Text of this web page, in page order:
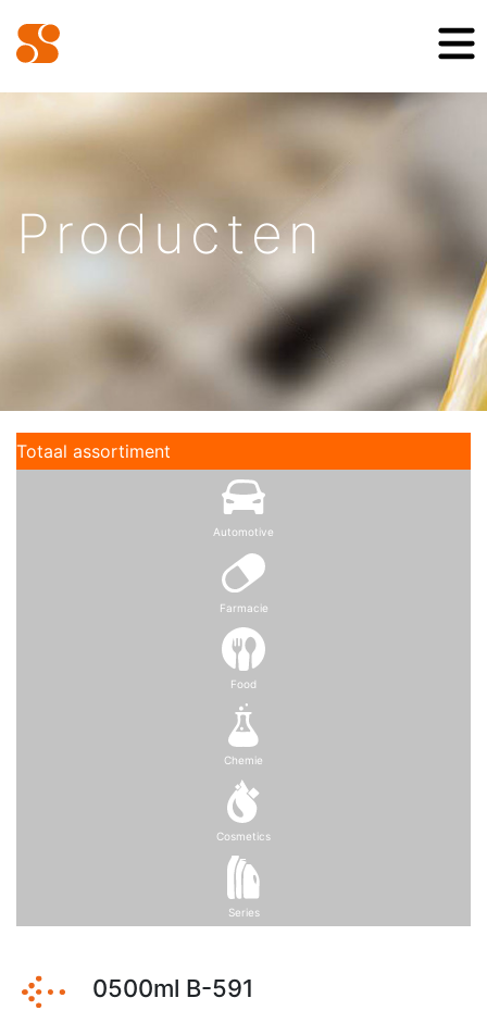
Producten
Totaal assortiment
Automotive
Farmacie
Food
Chemie
Cosmetics
Series
0500ml B-591